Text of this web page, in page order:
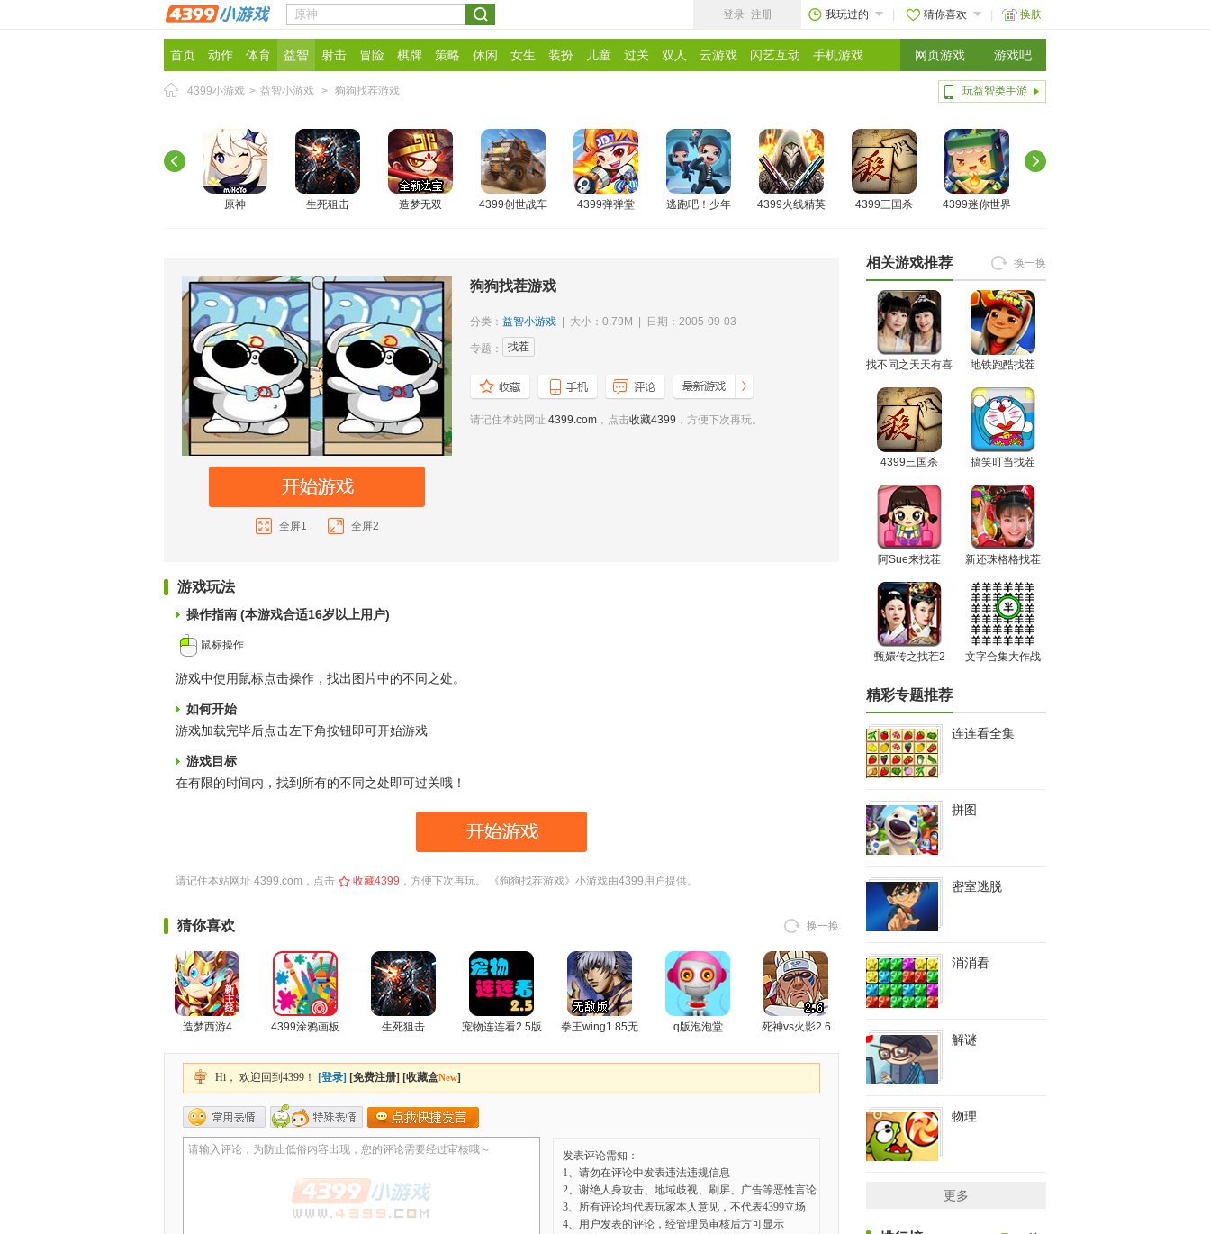
登录 注册 我玩过的 猜你喜欢 换肤
首页 动作 体育 益智 射击 冒险 棋牌 策略 休闲 女生 装扮 儿童 过关 双人 云游戏 闪艺互动 手机游戏 网页游戏 游戏吧
4399小游戏 > 益智小游戏 > 狗狗找茬游戏 玩益智类手游
原神 生死狙击 造梦无双 4399创世战车 4399弹弹堂 逃跑吧！少年 4399火线精英 4399三国杀 4399迷你世界
全屏1 全屏2
狗狗找茬游戏
分类： 益智小游戏 | 大小：0.79M | 日期：2005-09-03
专题： 找茬
请记住本站网址 4399.com ，点击收藏4399 ，方便下次再玩。
游戏玩法
操作指南 (本游戏合适16岁以上用户)
鼠标操作
游戏中使用鼠标点击操作，找出图片中的不同之处。
如何开始
游戏加载完毕后点击左下角按钮即可开始游戏
游戏目标
在有限的时间内，找到所有的不同之处即可过关哦！
请记住本站网址 4399.com ，点击 收藏4399 ，方便下次再玩。 《狗狗找茬游戏》小游戏由4399用户提供。
猜你喜欢 换一换
造梦西游4 4399涂鸦画板 生死狙击 宠物连连看2.5版
拳王wing1.85无
q版泡泡堂 死神vs火影2.6
相关游戏推荐 换一换
找不同之天天有喜 地铁跑酷找茬
4399三国杀 搞笑叮当找茬
阿Sue来找茬 新还珠格格找茬
甄嬛传之找茬2 文字合集大作战
精彩专题推荐
连连看全集
拼图
密室逃脱
消消看
解谜
物理
更多